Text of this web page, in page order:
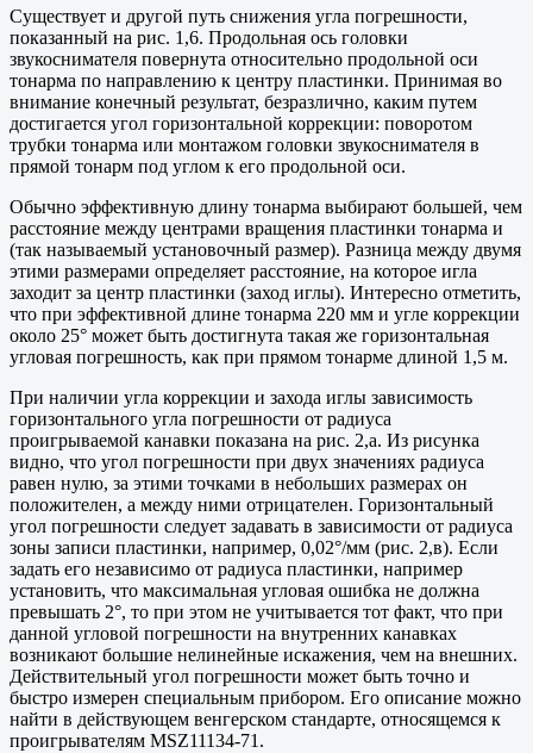
Существует и другой путь снижения угла погрешности,
показанный на рис. 1,6. Продольная ось головки
звукоснимателя повернута относительно продольной оси
тонарма по направлению к центру пластинки. Принимая во
внимание конечный результат, безразлично, каким путем
достигается угол горизонтальной коррекции: поворотом
трубки тонарма или монтажом головки звукоснимателя в
прямой тонарм под углом к его продольной оси.
Обычно эффективную длину тонарма выбирают большей, чем
расстояние между центрами вращения пластинки тонарма и
(так называемый установочный размер). Разница между двумя
этими размерами определяет расстояние, на которое игла
заходит за центр пластинки (заход иглы). Интересно отметить,
что при эффективной длине тонарма 220 мм и угле коррекции
около 25° может быть достигнута такая же горизонтальная
угловая погрешность, как при прямом тонарме длиной 1,5 м.
При наличии угла коррекции и захода иглы зависимость
горизонтального угла погрешности от радиуса
проигрываемой канавки показана на рис. 2,а. Из рисунка
видно, что угол погрешности при двух значениях радиуса
равен нулю, за этими точками в небольших размерах он
положителен, а между ними отрицателен. Горизонтальный
угол погрешности следует задавать в зависимости от радиуса
зоны записи пластинки, например, 0,02°/мм (рис. 2,в). Если
задать его независимо от радиуса пластинки, например
установить, что максимальная угловая ошибка не должна
превышать 2°, то при этом не учитывается тот факт, что при
данной угловой погрешности на внутренних канавках
возникают большие нелинейные искажения, чем на внешних.
Действительный угол погрешности может быть точно и
быстро измерен специальным прибором. Его описание можно
найти в действующем венгерском стандарте, относящемся к
проигрывателям MSZ11134-71.